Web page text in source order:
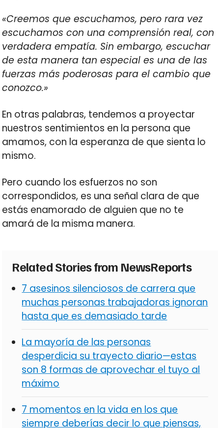
«Creemos que escuchamos, pero rara vez
escuchamos con una comprensión real, con
verdadera empatía. Sin embargo, escuchar
de esta manera tan especial es una de las
fuerzas más poderosas para el cambio que
conozco.»
En otras palabras, tendemos a proyectar
nuestros sentimientos en la persona que
amamos, con la esperanza de que sienta lo
mismo.
Pero cuando los esfuerzos no son
correspondidos, es una señal clara de que
estás enamorado de alguien que no te
amará de la misma manera.
Related Stories from NewsReports
7 asesinos silenciosos de carrera que
muchas personas trabajadoras ignoran
hasta que es demasiado tarde
La mayoría de las personas
desperdicia su trayecto diario—estas
son 8 formas de aprovechar el tuyo al
máximo
7 momentos en la vida en los que
siempre deberías decir lo que piensas,